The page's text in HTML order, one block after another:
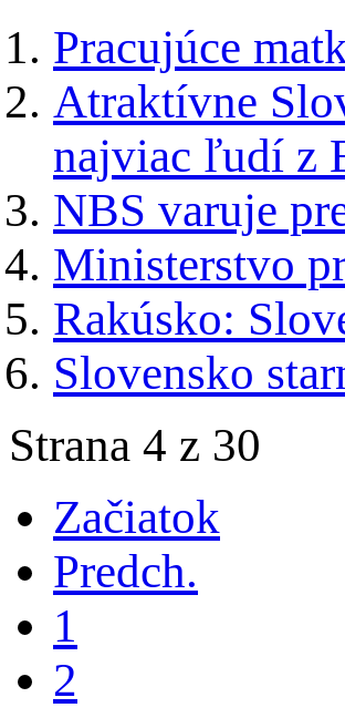
Pracujúce
Atraktívne
najviac ľudí z
NBS varuje
Ministerstvo
Rakúsko:
Slovensko
Strana 4 z 30
Začiatok
Predch.
1
2